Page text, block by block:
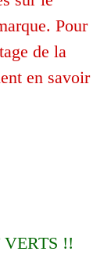
Pour
de la
en savoir
VERTS !!